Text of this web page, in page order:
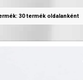
30 termék oldalanként